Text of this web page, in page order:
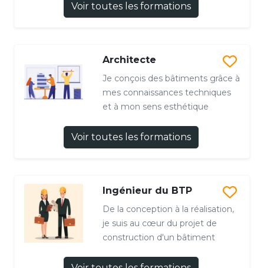
Voir toutes les formations
Architecte
Je conçois des bâtiments grâce à
mes connaissances techniques
et à mon sens esthétique
Voir toutes les formations
Ingénieur du BTP
De la conception à la réalisation,
je suis au cœur du projet de
construction d'un bâtiment